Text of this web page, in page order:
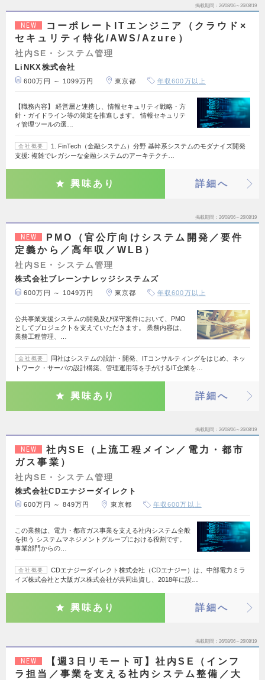
掲載期間 26/08/06～26/08/19
NEW
コーポレートITエンジニア（クラウド×
セキュリティ特化/AWS/Azure）
社内SE・システム管理
LiNKX株式会社
600万円 ～ 1099万円 東京都 年収600万以上
【職務内容】 経営層と連携し、情報セキュリティ戦略・方
針・ガイドライン等の策定を推進します。 情報セキュリテ
ィ管理ツールの選…
会社概要
1. FinTech（金融システム）分野 基幹系システムのモダナイズ開発
支援: 複雑でレガシーな金融システムのアーキテクチ…
興味あり 詳細へ
掲載期間 26/08/06～26/08/19
NEW
PMO（官公庁向けシステム開発／要件
定義から／高年収／WLB）
社内SE・システム管理
株式会社ブレーンナレッジシステムズ
600万円 ～ 1049万円 東京都 年収600万以上
公共事業支援システムの開発及び保守案件において、PMO
としてプロジェクトを支えていただきます。 業務内容は、
業務工程管理、…
会社概要
同社はシステムの設計・開発、ITコンサルティングをはじめ、ネッ
トワーク・サーバの設計構築、管理運用等を手がけるIT企業を…
興味あり 詳細へ
掲載期間 26/08/06～26/08/19
NEW
社内SE（上流工程メイン／電力・都市
ガス事業）
社内SE・システム管理
株式会社CDエナジーダイレクト
600万円 ～ 849万円 東京都 年収600万以上
この業務は、電力・都市ガス事業を支える社内システム全般
を担う システムマネジメントグループにおける役割です。
事業部門からの…
会社概要
CDエナジーダイレクト株式会社（CDエナジー）は、中部電力ミラ
イズ株式会社と大阪ガス株式会社が共同出資し、2018年に設…
興味あり 詳細へ
掲載期間 26/08/06～26/08/19
NEW
【週3日リモート可】社内SE（インフ
ラ担当／事業を支える社内システム整備／大